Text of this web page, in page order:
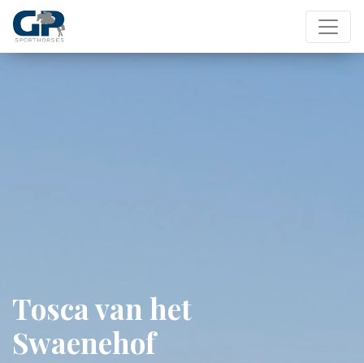
Tosca van het
Swaenehof